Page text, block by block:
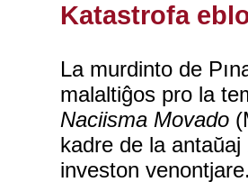
Katastrofa
La murdinto de
malaltiĝos pro la
Naciisma Movado
kadre de la
investon venontjare.